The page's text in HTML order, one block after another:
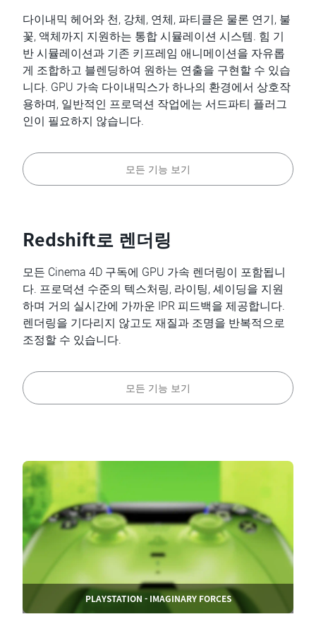
다이내믹 헤어와 천, 강체, 연체, 파티클은 물론 연기, 불
꽃, 액체까지 지원하는 통합 시뮬레이션 시스템. 힘 기
반 시뮬레이션과 기존 키프레임 애니메이션을 자유롭
게 조합하고 블렌딩하여 원하는 연출을 구현할 수 있습
니다. GPU 가속 다이내믹스가 하나의 환경에서 상호작
용하며, 일반적인 프로덕션 작업에는 서드파티 플러그
인이 필요하지 않습니다.
모든 기능 보기
Redshift로 렌더링
모든 Cinema 4D 구독에 GPU 가속 렌더링이 포함됩니
다. 프로덕션 수준의 텍스처링, 라이팅, 셰이딩을 지원
하며 거의 실시간에 가까운 IPR 피드백을 제공합니다.
렌더링을 기다리지 않고도 재질과 조명을 반복적으로
조정할 수 있습니다.
모든 기능 보기
PLAYSTATION - IMAGINARY FORCES